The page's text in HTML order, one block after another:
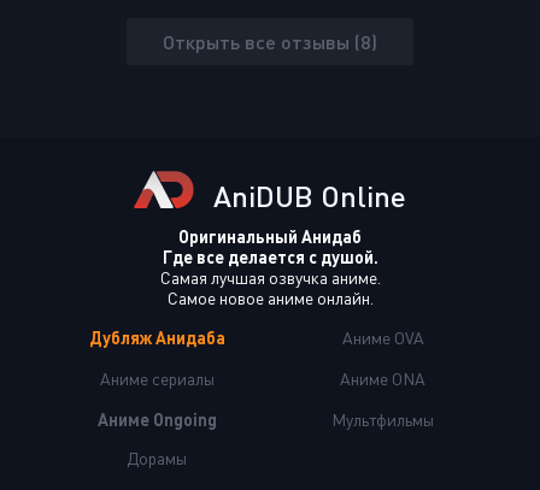
Открыть все отзывы (8)
AniDUB Online
Оригинальный Анидаб
Где все делается с душой.
Самая лучшая озвучка аниме.
Самое новое аниме онлайн.
Дубляж Анидаба
Аниме сериалы
Аниме Ongoing
Аниме OVA
Аниме ONA
Мультфильмы
Дорамы